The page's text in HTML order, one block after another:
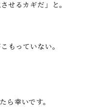
せるカギだ」と。
もっていない。
ら幸いです。